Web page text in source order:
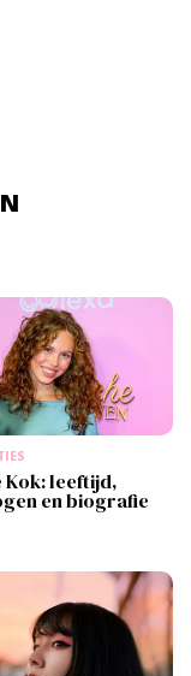
Kok: leeftijd,
en biografie